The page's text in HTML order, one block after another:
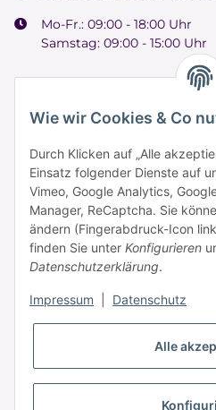
Wie wir Cookies & Co
Durch Klicken auf „Alle
Einsatz folgender Dienste auf
Vimeo, Google Analytics,
Manager, ReCaptcha. Sie
ändern (Fingerabdruck-Icon
finden Sie unter Konfigurieren
Datenschutzerklärung.
Impressum Datenschutz
Alle
Mo-Fr.: 09:00 - 18:00 Uhr
Samstag: 09:00 - 15:00 Uhr
Zahlung & Versand